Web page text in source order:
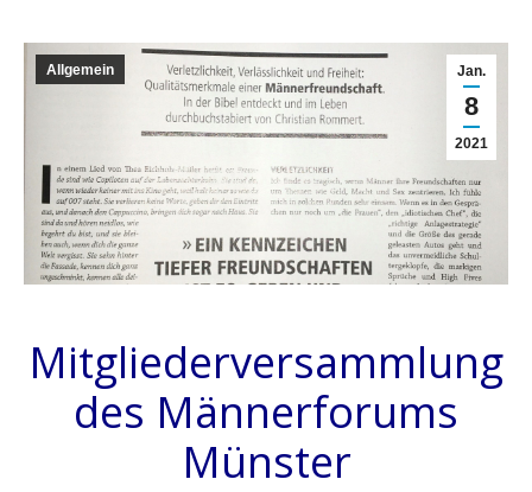
Jan.
8
2021
Allgemein
Mitgliederversammlung
des Männerforums
Münster